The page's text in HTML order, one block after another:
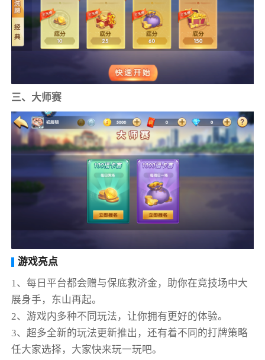
三、大师赛
游戏亮点
1、每日平台都会赠与保底救济金，助你在竞技场中大
展身手，东山再起。
2、游戏内多种不同玩法，让你拥有更好的体验。
3、超多全新的玩法更新推出，还有着不同的打牌策略
任大家选择，大家快来玩一玩吧。